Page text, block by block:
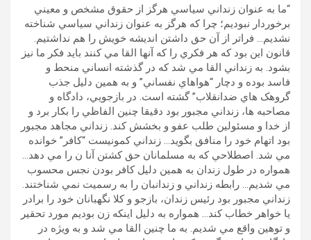
“ما به عنوان زنداني سياسي هرگز از حقوق مشخص و معيني
برخوردار نبوديم؛ چرا که هرگز به عنوان زنداني سياسي شناخته
نشديم… فراتر از آن حق داشتن انديشه خويش را هم نداشتيم.
قانون اين بود که هر فکري را که آنها القا مي کنند بايد فکر ما نيز
بشود. به زنداني القا مي شد که در گذشته انساني منحط و
فاسد بوده و دچار “هواهاي نفساني” و به همين دليل جذب
گروهک هاي ضدانقلاب” گشته است. در بازجويي، دادگاه و
مصاحبه ها، زنداني مجبور بود دقيقا چنين الفاظي را بکار برد و
از خدا و مسئولين طلب عفو و بخشش کند. زنداني مجاهد مجبور
بود اتهام خود را منافق بگويد… زنداني کمونيست “کافر” خوانده
مي شد. اصطلاحي که به مسلمانان حق کشتن آنا ن را مي دهد…
همواره در طول زندان به همين دليل کافر بودن نجس محسوب
مي شديم… رابطه زنداني و زندانبان را به رسميت نمي شناختند.
زنداني مجبور بود رئيس زندان، بازجو و کلا نگهبانان خود را برادر
يا خواهر خطاب کند… همواره به دليل اينکه زن بوديم مورد تحقير
و توهين واقع مي شديم. به ما چنين القا مي شد و به ويژه در